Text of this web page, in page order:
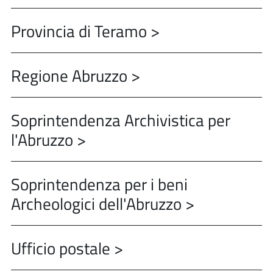
Provincia di Teramo >
Regione Abruzzo >
Soprintendenza Archivistica per
l'Abruzzo >
Soprintendenza per i beni
Archeologici dell'Abruzzo >
Ufficio postale >